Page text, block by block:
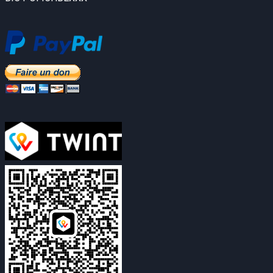
Presque dans l’étouffement du corps, pour que tout
ressorte par les doigts caressant les cordes.
oscillations sonores chaotiques, tout est question de
fils, de liens. Ces deux-là tissent ! Nouveaux
apesanteur.
Pierre-Yves commence à onduler de la tête cernée de
son diadème de capteurs. Oreilles tendues, la tête se
balance en oscillant. Puis le corps entier se met en
branle, autre mélodie, qui serpente avec le corps.
Matthieu improvise, dans le ton. Les ondulations à la
fois fluides et soudaines de Pierre-Yves viennent
moduler, ponctuer, improviser avec le son de la harpe
électrique.
Contraste saisissant ! D’un univers fait d’artefacts
digitaux, je me retrouve embarquée...